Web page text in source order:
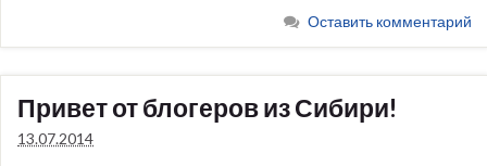
Оставить комментарий
Привет от блогеров из Сибири!
13.07.2014